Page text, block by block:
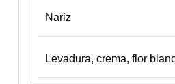
Nariz
Levadura, crema, flor